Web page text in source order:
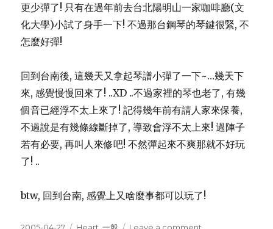
更少彈了! 只有在過年前去台北陽明山一家咖啡廳(文
化大學)小試了身手一下! 不過那台鋼琴的琴鍵很緊, 不
怎麼好彈!
回到台南後, 這幾天又拿起琴譜小彈了一下~…幾天下
來, 感覺慢慢回來了! ..XD ..不過家裡的琴也老了, 有幾
個音已經浮不太上來了! 記得幾年前有請人家來保養,
不過說是有幾條線斷掉了, 導致會浮不太上來! 過陣子
若有必要, 再叫人來修吧! 不然彈起來不爽那就不好玩
了! ..
btw, 回到台南, 感覺上又啥麼事都可以玩了!
Posted
Categories